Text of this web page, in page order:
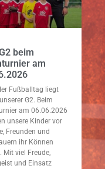
beim
am
Fußballtag liegt
G2. Beim
am 06.06.2026
unsere Kinder vor
Freunden und
ihr Können
Mit viel Freude,
und Einsatz